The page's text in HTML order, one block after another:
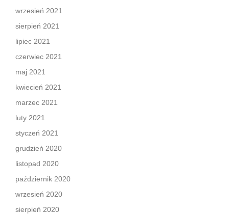
wrzesień 2021
sierpień 2021
lipiec 2021
czerwiec 2021
maj 2021
kwiecień 2021
marzec 2021
luty 2021
styczeń 2021
grudzień 2020
listopad 2020
październik 2020
wrzesień 2020
sierpień 2020